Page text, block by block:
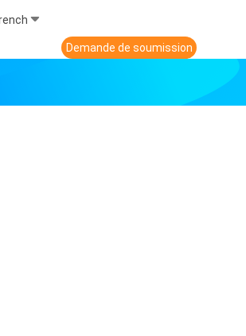
Demande de soumission